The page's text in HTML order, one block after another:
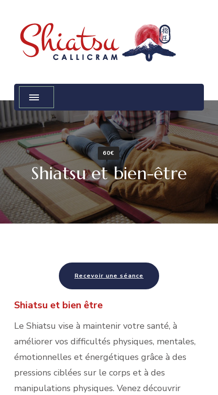
Shiatsu Callicram
Praticienne certifiée FFST & UFPST
60€
Shiatsu et bien-être
Recevoir une séance
Shiatsu et bien être
Le Shiatsu vise à maintenir votre santé, à
améliorer vos difficultés physiques, mentales,
émotionnelles et énergétiques grâce à des
pressions ciblées sur le corps et à des
manipulations physiques. Venez découvrir